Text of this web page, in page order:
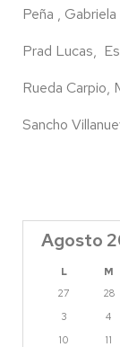
Peña , Gabriela
Prad Lucas,
Rueda Carpio,
Sancho
Agosto
L M
27
28
3
4
10
11